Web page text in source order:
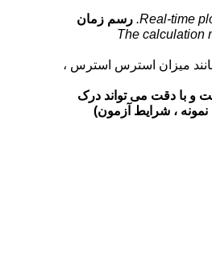
Real-time رسم زمان
The calculation
میزان استرس استرس ،
و با دقت می تواند درک
، شرایط آزمون)